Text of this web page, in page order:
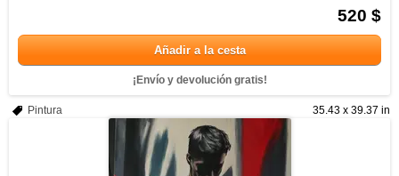
520 $
Añadir a la cesta
¡Envío y devolución gratis!
35.43 x 39.37 in
Pintura